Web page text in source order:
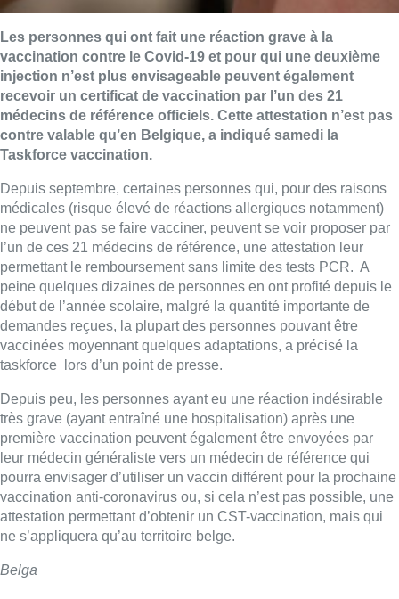
Les personnes qui ont fait une réaction grave à la
vaccination contre le Covid-19 et pour qui une deuxième
injection n’est plus envisageable peuvent également
recevoir un certificat de vaccination par l’un des 21
médecins de référence officiels. Cette attestation n’est pas
contre valable qu’en Belgique, a indiqué samedi la
Taskforce vaccination.
Depuis septembre, certaines personnes qui, pour des raisons
médicales (risque élevé de réactions allergiques notamment)
ne peuvent pas se faire vacciner, peuvent se voir proposer par
l’un de ces 21 médecins de référence, une attestation leur
permettant le remboursement sans limite des tests PCR. A
peine quelques dizaines de personnes en ont profité depuis le
début de l’année scolaire, malgré la quantité importante de
demandes reçues, la plupart des personnes pouvant être
vaccinées moyennant quelques adaptations, a précisé la
taskforce lors d’un point de presse.
Depuis peu, les personnes ayant eu une réaction indésirable
très grave (ayant entraîné une hospitalisation) après une
première vaccination peuvent également être envoyées par
leur médecin généraliste vers un médecin de référence qui
pourra envisager d’utiliser un vaccin différent pour la prochaine
vaccination anti-coronavirus ou, si cela n’est pas possible, une
attestation permettant d’obtenir un CST-vaccination, mais qui
ne s’appliquera qu’au territoire belge.
Belga